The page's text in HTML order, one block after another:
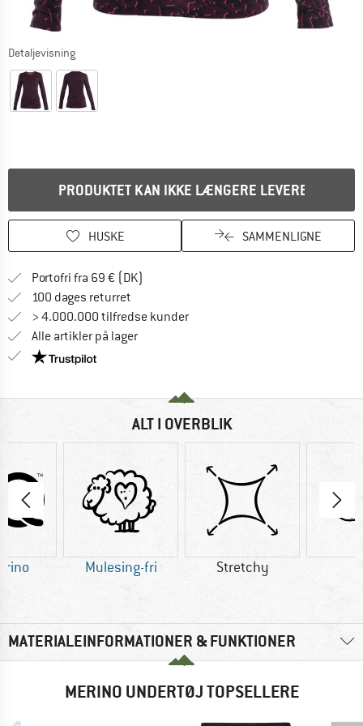
Detaljevisning
PRODUKTET KAN IKKE LÆNGERE LEVERES
HUSKE SAMMENLIGNE
Portofri fra 69 € (DK)
100 dages returret
> 4.000.000 tilfredse kunder
Alle artikler på lager
Vi er Trustpilot-certificeret - oplysningerne får du
ALT I OVERBLIK
Mulesing-fri Stretchy
MATERIALEINFORMATIONER & FUNKTIONER
MERINO UNDERTØJ TOPSELLERE